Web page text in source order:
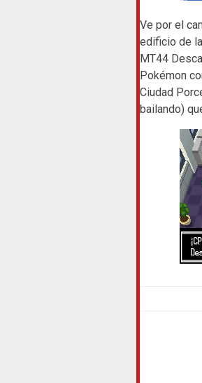
Ve por el
edificio de
MT44
Pokémon
Ciudad
bailando)